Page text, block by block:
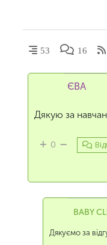
53 16
ЄВА
Дякую за
0
BABY
Дякуємо за